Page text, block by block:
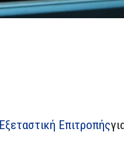
Εξεταστική Επιτροπής